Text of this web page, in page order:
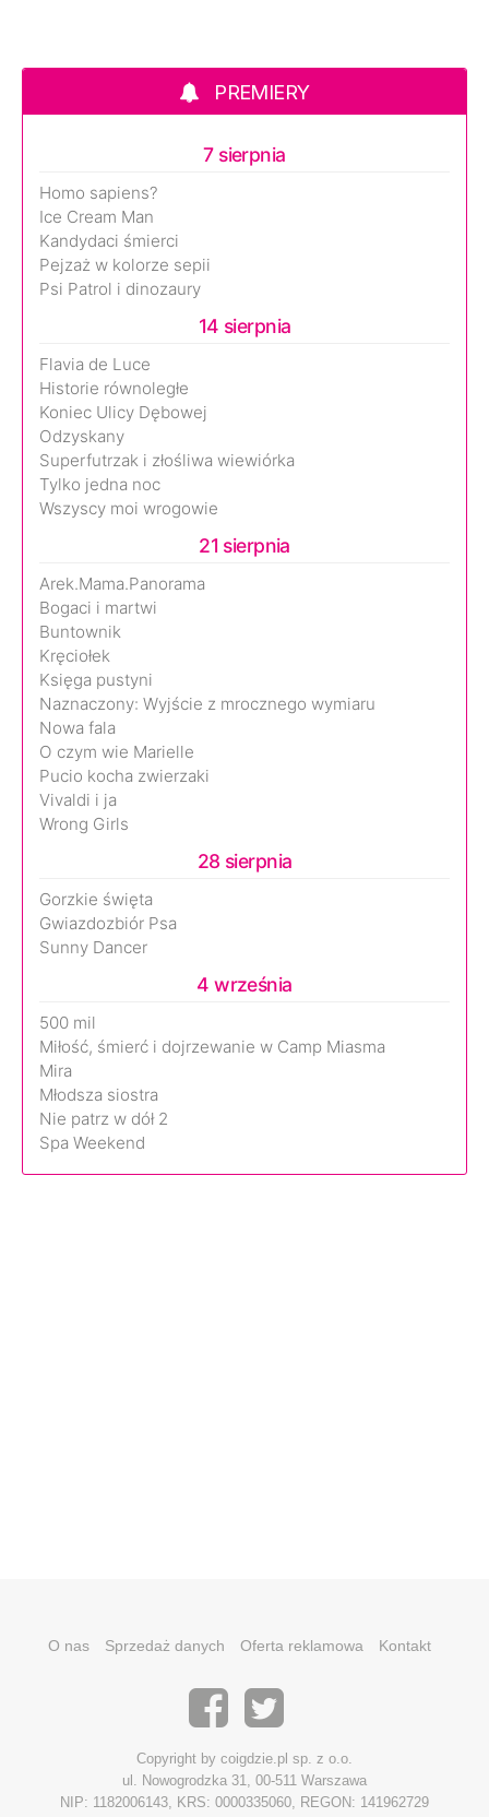
PREMIERY
7 sierpnia
Homo sapiens?
Ice Cream Man
Kandydaci śmierci
Pejzaż w kolorze sepii
Psi Patrol i dinozaury
14 sierpnia
Flavia de Luce
Historie równoległe
Koniec Ulicy Dębowej
Odzyskany
Superfutrzak i złośliwa wiewiórka
Tylko jedna noc
Wszyscy moi wrogowie
21 sierpnia
Arek.Mama.Panorama
Bogaci i martwi
Buntownik
Kręciołek
Księga pustyni
Naznaczony: Wyjście z mrocznego wymiaru
Nowa fala
O czym wie Marielle
Pucio kocha zwierzaki
Vivaldi i ja
Wrong Girls
28 sierpnia
Gorzkie święta
Gwiazdozbiór Psa
Sunny Dancer
4 września
500 mil
Miłość, śmierć i dojrzewanie w Camp Miasma
Mira
Młodsza siostra
Nie patrz w dół 2
Spa Weekend
O nas Sprzedaż danych Oferta reklamowa Kontakt
Copyright by coigdzie.pl sp. z o.o.
ul. Nowogrodzka 31, 00-511 Warszawa
NIP: 1182006143, KRS: 0000335060, REGON: 141962729